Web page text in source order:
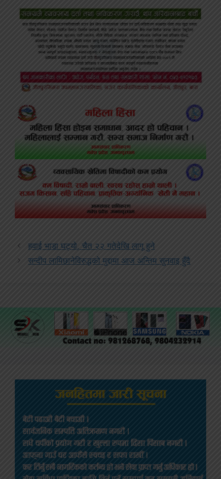
हवाई भाडा घट्यो, चैत २२ गतेदेखि लागू हुने
सन्दीप लामिछानेविरुद्धको मुद्दामा आज अन्तिम सुनवाइ हुँदै